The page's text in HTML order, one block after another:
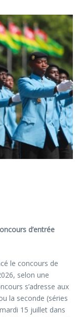
d’entrée
le concours de
selon une
s’adresse aux
la seconde (séries
15 juillet dans